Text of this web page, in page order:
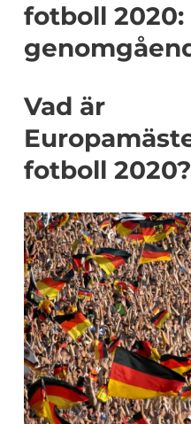
fotboll 2020:
Vad är
fotboll 2020?